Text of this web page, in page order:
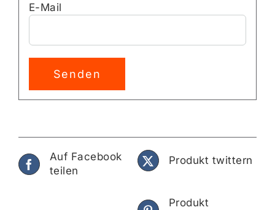
E-Mail
Alternative:
Auf Facebook
teilen
Produkt twittern
Produkt